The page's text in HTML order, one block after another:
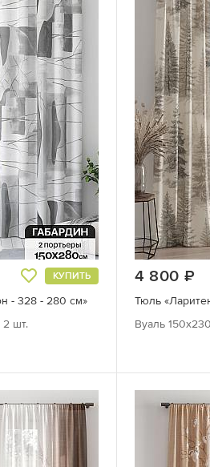
КУПИТЬ
- 328 - 280 см»
шт.
4 800
Тюль
Вуаль